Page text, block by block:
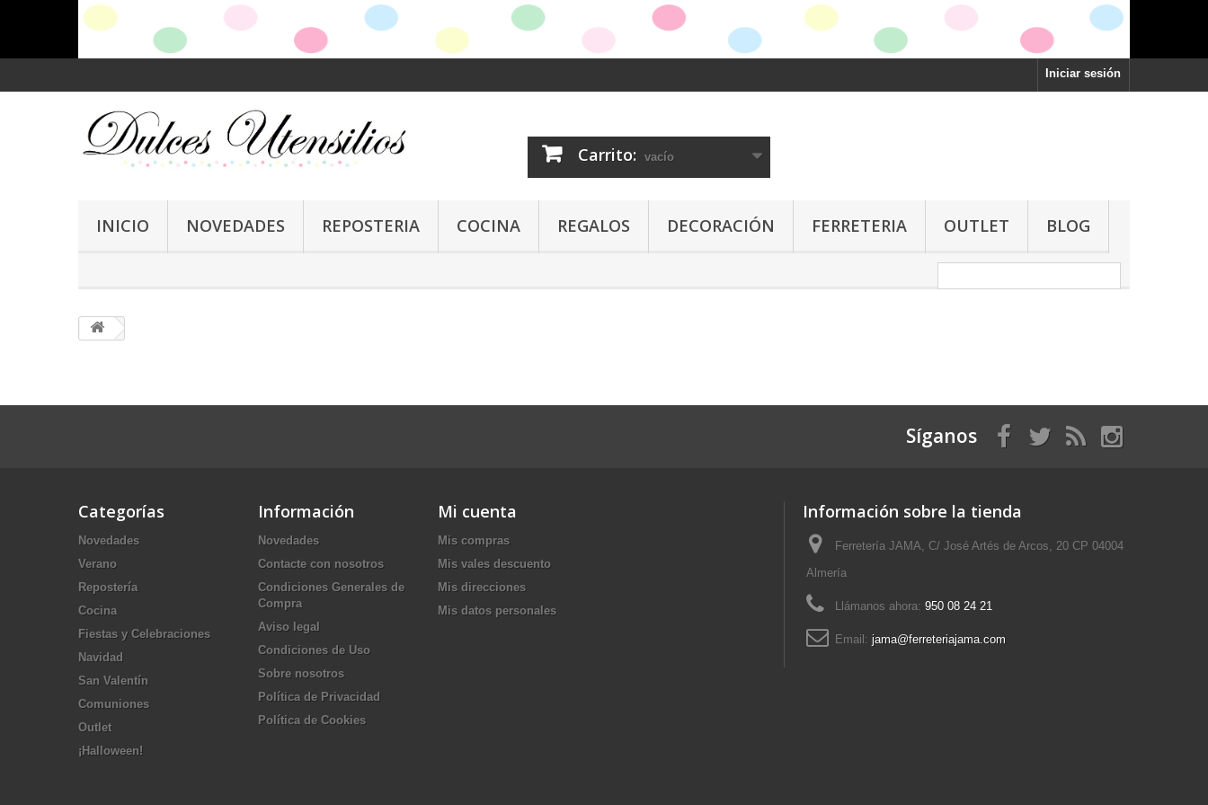
Iniciar sesión
Carrito: vacío
INICIO NOVEDADES REPOSTERIA COCINA REGALOS DECORACIÓN FERRETERIA OUTLET BLOG
Síganos
Categorías
Novedades
Verano
Repostería
Cocina
Fiestas y Celebraciones
Navidad
San Valentín
Comuniones
Outlet
¡Halloween!
Información
Novedades
Contacte con nosotros
Condiciones Generales de
Compra
Aviso legal
Condiciones de Uso
Sobre nosotros
Política de Privacidad
Política de Cookies
Mi cuenta
Mis compras
Mis vales descuento
Mis direcciones
Mis datos personales
Información sobre la tienda
Ferretería JAMA, C/ José Artés de Arcos, 20 CP 04004
Almería
Llámanos ahora: 950 08 24 21
Email: jama@ferreteriajama.com